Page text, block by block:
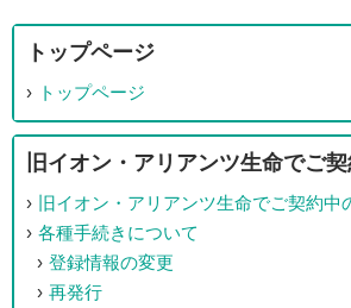
トップページ
トップページ
旧イオン・アリアンツ生命でご
旧イオン・アリアンツ生命でご契約中
各種手続きについて
登録情報の変更
再発行